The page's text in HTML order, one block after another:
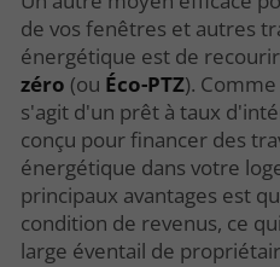
de vos fenêtres et autres
énergétique est de
zéro (ou Éco-PTZ).
s'agit d'un prêt à taux
conçu pour financer des
énergétique dans votre
principaux avantages est
condition de revenus, ce
large éventail de